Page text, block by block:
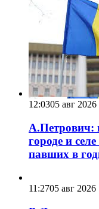
12:0305 авг 2026
А.Петрович:
городе и
павших в
11:2705 авг 2026